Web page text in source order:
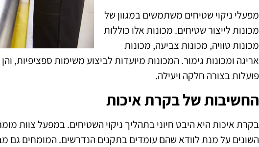
מפעלי ניקוי שטיחים משתמשים במגוון של
מכונות לייצור שטיחים. מכונות אלו כוללות
מכונות טוויה, מכונות צביעה, מכונות
אריגה ומכונות גימור. המכונות מיועדות לביצוע משימות ספציפיות,
פועלות בצורה חלקה ויעילה.
החשיבות של בקרת איכות
בקרת איכות היא היבט חיוני בתהליך ניקוי השטיחים. במפעל צוות
השונים על מנת לוודא שהם עומדים בתקנים הנדרשים. המומחים גם